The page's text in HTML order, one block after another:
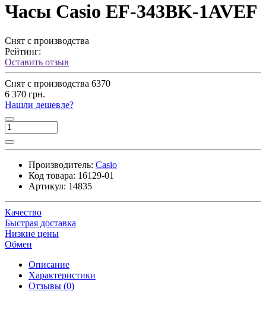
Часы Casio EF-343BK-1AVEF
Снят с производства
Рейтинг:
Оставить отзыв
Снят с производства 6370
6 370 грн.
Нашли дешевле?
Производитель: Casio
Код товара: 16129-01
Артикул: 14835
Качество
Быстрая доставка
Низкие цены
Обмен
Описание
Характеристики
Отзывы (0)